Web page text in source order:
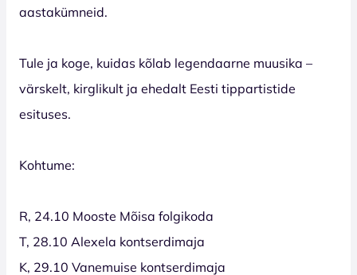
aastakümneid.
Tule ja koge, kuidas kõlab legendaarne muusika –
värskelt, kirglikult ja ehedalt Eesti tippartistide
esituses.
Kohtume:
R, 24.10 Mooste Mõisa folgikoda
T, 28.10 Alexela kontserdimaja
K, 29.10 Vanemuise kontserdimaja